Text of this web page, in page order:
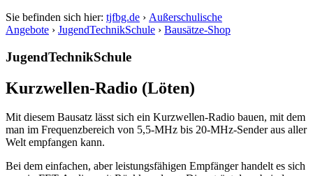
Sie befinden sich hier: tjfbg.de › Außerschulische
Angebote › JugendTechnikSchule › Bausätze-Shop
JugendTechnikSchule
Kurzwellen-Radio (Löten)
Mit diesem Bausatz lässt sich ein Kurzwellen-Radio bauen, mit dem
man im Frequenzbereich von 5,5-MHz bis 20-MHz-Sender aus aller
Welt empfangen kann.
Bei dem einfachen, aber leistungsfähigen Empfänger handelt es sich